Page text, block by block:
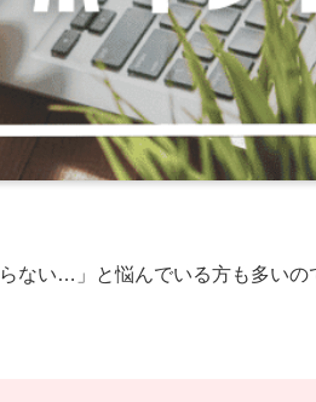
ない…」と悩んでいる方も多いの